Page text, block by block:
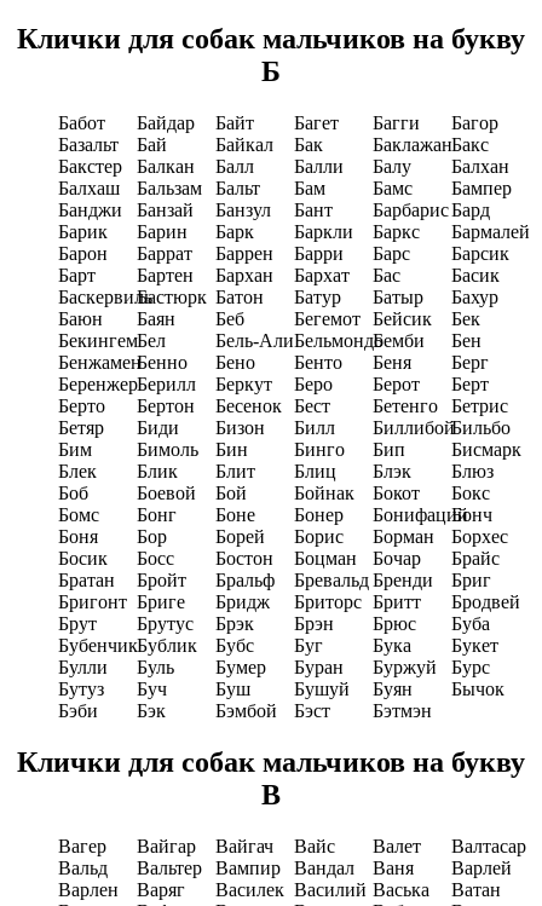
Клички для собак мальчиков на букву
Б
Бабот Байдар Байт Багет Багги
Багор
Базальт
Бай Байкал Бак БаклажанБакс
Бакстер
Балкан Балл Балли Балу
Балхан
Балхаш
Бальзам Бальт Бам Бамс
Бампер
Банджи
Банзай Банзул Бант БарбарисБард
Барик
Барин Барк Баркли Баркс
Бармалей
Барон
Баррат Баррен Барри Барс
Барсик
Барт
Бартен Бархан Бархат Бас
Басик
БаскервильБастюрк Батон Батур Батыр
Бахур
Баюн
Баян Беб Бегемот Бейсик
Бек
БекингемБел Бель-АлиБельмондоБемби
Бен
БенжаменБенно Бено Бенто Беня
Берг
БеренжерБерилл Беркут Беро Берот
Берт
Берто
Бертон Бесенок Бест Бетенго
Бетрис
Бетяр
Биди Бизон Билл БиллибойБильбо
Бим
Бимоль Бин Бинго Бип
Бисмарк
Блек
Блик Блит Блиц Блэк
Блюз
Боб
Боевой Бой Бойнак Бокот
Бокс
Бомс
Бонг Боне Бонер БонифацийБонч
Боня
Бор Борей Борис Борман
Борхес
Босик
Босс Бостон Боцман Бочар
Брайс
Братан
Бройт Бральф БревальдБренди
Бриг
Бригонт Бриге Бридж Бриторс Бритт
Бродвей
Брут
Брутус Брэк Брэн Брюс
Буба
БубенчикБублик Бубс Буг Бука
Букет
Булли
Буль Бумер Буран Буржуй
Бурс
Бутуз
Буч Буш Бушуй Буян
Бычок
Бэби
Бэк Бэмбой Бэст Бэтмэн
Клички для собак мальчиков на букву
В
Вагер Вайгар Вайгач Вайс Валет
Валтасар
Вальд
Вальтер Вампир Вандал Ваня
Варлей
Варлен
Варяг Василек Василий Васька
Ватан